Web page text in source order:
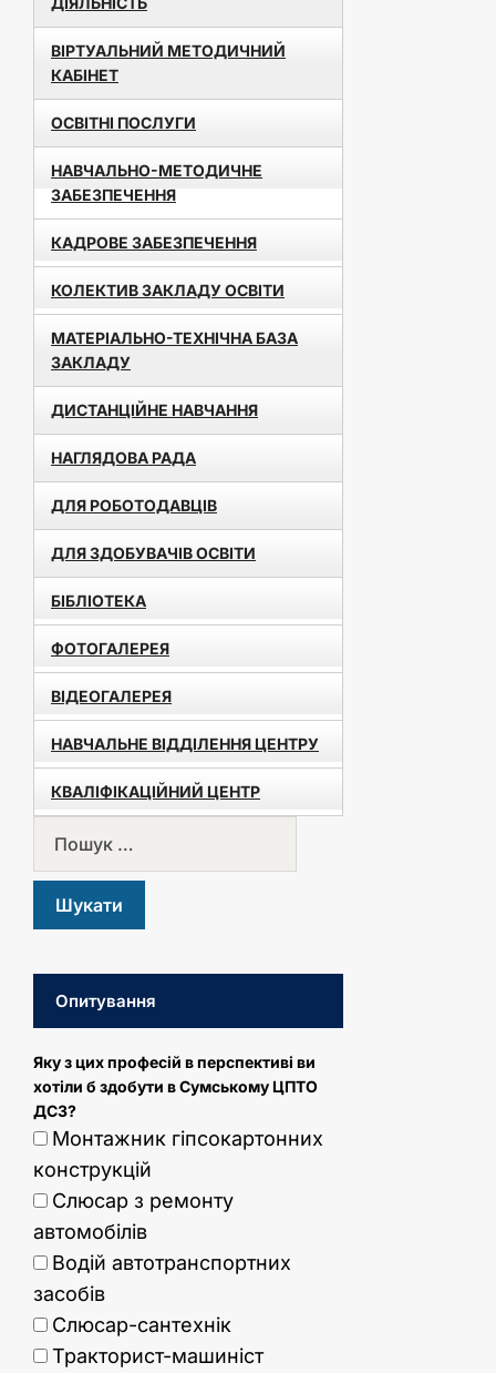
ВІРТУАЛЬНИЙ МЕТОДИЧНИЙ
КАБІНЕТ
ОСВІТНІ ПОСЛУГИ
НАВЧАЛЬНО-МЕТОДИЧНЕ
ЗАБЕЗПЕЧЕННЯ
КАДРОВЕ ЗАБЕЗПЕЧЕННЯ
КОЛЕКТИВ ЗАКЛАДУ ОСВІТИ
МАТЕРІАЛЬНО-ТЕХНІЧНА БАЗА
ЗАКЛАДУ
ДИСТАНЦІЙНЕ НАВЧАННЯ
НАГЛЯДОВА РАДА
ДЛЯ РОБОТОДАВЦІВ
ДЛЯ ЗДОБУВАЧІВ ОСВІТИ
БІБЛІОТЕКА
ФОТОГАЛЕРЕЯ
ВІДЕОГАЛЕРЕЯ
НАВЧАЛЬНЕ ВІДДІЛЕННЯ ЦЕНТРУ
КВАЛІФІКАЦІЙНИЙ ЦЕНТР
Опитування
Яку з цих професій в перспективі ви
хотіли б здобути в Сумському ЦПТО
ДСЗ?
Монтажник гіпсокартонних
конструкцій
Слюсар з ремонту
автомобілів
Водій автотранспортних
засобів
Слюсар-сантехнік
Тракторист-машиніст